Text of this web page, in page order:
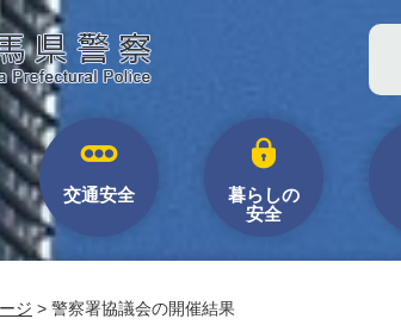
交通安全
暮らしの
安全
ジ > 警察署協議会の開催結果